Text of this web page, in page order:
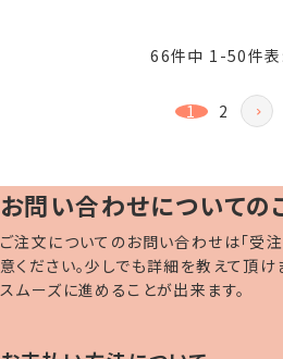
66件中 1 -50件
1 2
お問い合わせについての
ご注文についてのお問い合わせは「受注
意ください。少しでも詳細を教えて頂け
スムーズに進めることが出来ます。